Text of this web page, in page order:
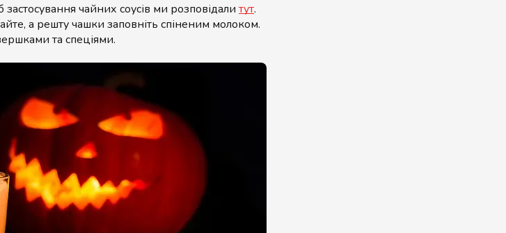
застосування чайних соусів ми розповідали тут.
а решту чашки заповніть спіненим молоком.
та спеціями.